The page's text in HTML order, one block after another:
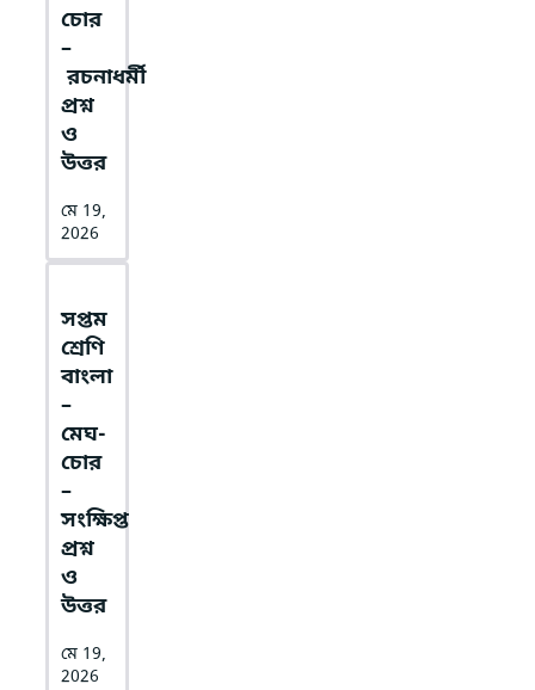
চোর
–
রচনাধর্মী
প্রশ্ন
ও
উত্তর
মে 19,
2026
সপ্তম
শ্রেণি
বাংলা
–
মেঘ-
চোর
–
সংক্ষিপ্ত
প্রশ্ন
ও
উত্তর
মে 19,
2026